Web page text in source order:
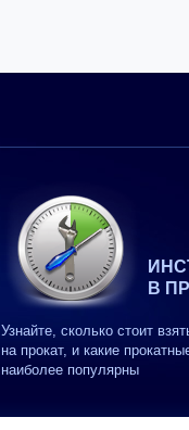
В
Узнайте, сколько стоит
на прокат, и какие
наиболее популярны